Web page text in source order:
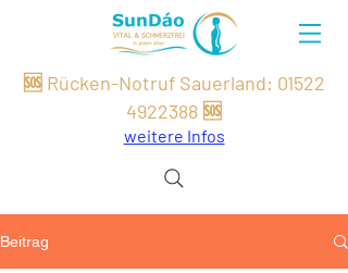
🆘 Rücken-Notruf Sauerland: 01522
4922388 🆘
weitere Infos
Beitrag